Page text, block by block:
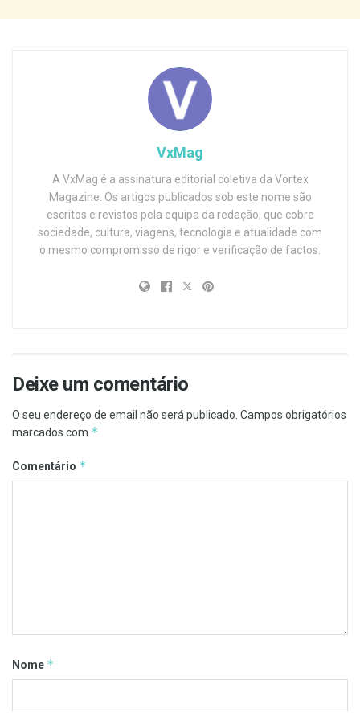
VxMag
A VxMag é a assinatura editorial coletiva da Vortex
Magazine. Os artigos publicados sob este nome são
escritos e revistos pela equipa da redação, que cobre
sociedade, cultura, viagens, tecnologia e atualidade com
o mesmo compromisso de rigor e verificação de factos.
Deixe um comentário
O seu endereço de email não será publicado. Campos obrigatórios
marcados com *
Comentário *
Nome *